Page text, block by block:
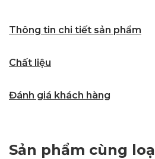
Thông tin chi tiết sản phẩm
Chất liệu
Đánh giá khách hàng
Sản phẩm cùng